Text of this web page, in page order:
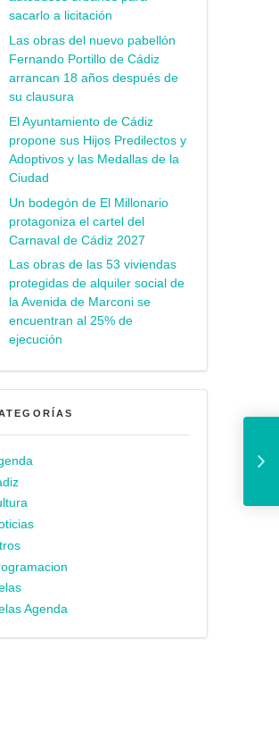
sacarlo a licitación
Las obras del nuevo pabellón
Fernando Portillo de Cádiz
arrancan 18 años después de
su clausura
El Ayuntamiento de Cádiz
propone sus Hijos Predilectos y
Adoptivos y las Medallas de la
Ciudad
Un bodegón de El Millonario
protagoniza el cartel del
Carnaval de Cádiz 2027
Las obras de las 53 viviendas
protegidas de alquiler social de
la Avenida de Marconi se
encuentran al 25% de
ejecución
Agenda